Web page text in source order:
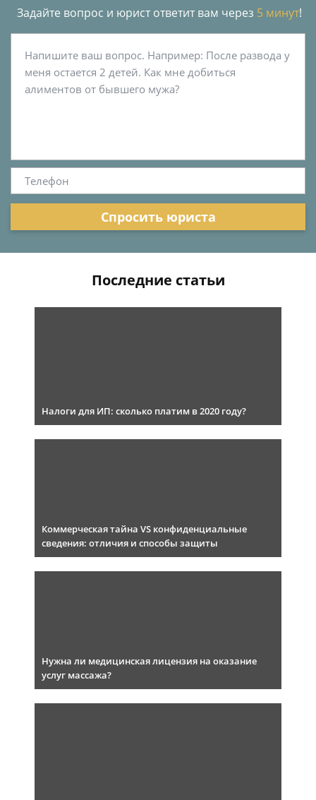
Задайте вопрос и юрист ответит вам через 5 минут!
Спросить юриста
Последние статьи
Налоги для ИП: сколько платим в 2020 году?
Коммерческая тайна VS конфиденциальные
сведения: отличия и способы защиты
Нужна ли медицинская лицензия на оказание
услуг массажа?